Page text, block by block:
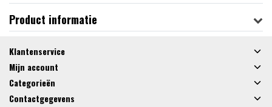
Product informatie
Klantenservice
Mijn account
Categorieën
Contactgegevens